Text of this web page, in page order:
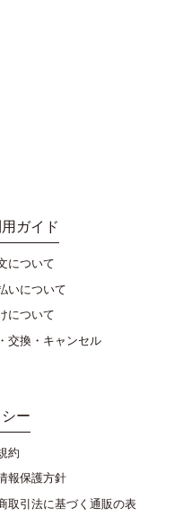
ガイド
について
いについて
について
交換・キャンセル
ー
約
報保護方針
取引法に基づく通販の表